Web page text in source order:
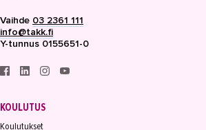
Vaihde 03 2361 111
info@takk.fi
Y-tunnus 0155651-0
KOULUTUS
Koulutukset